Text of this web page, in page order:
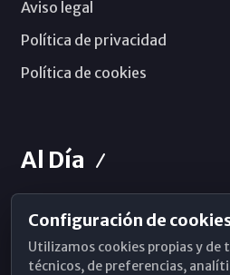
Aviso legal
Política de privacidad
Política de cookies
Al Día
Horarios de Misa
Hemeroteca
Configuración de
Utilizamos cookies propias y de
técnicos, de preferencias,